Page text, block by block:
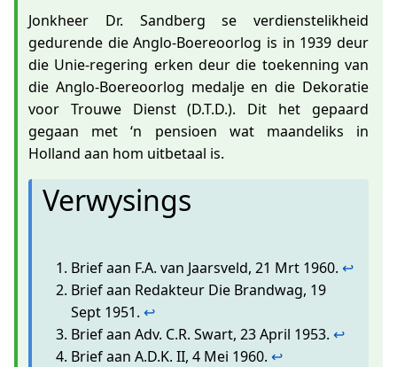
Jonkheer Dr. Sandberg se verdienstelikheid
gedurende die Anglo-Boereoorlog is in 1939 deur
die Unie-regering erken deur die toekenning van
die Anglo-Boereoorlog medalje en die Dekoratie
voor Trouwe Dienst (D.T.D.). Dit het gepaard
gegaan met ‘n pensioen wat maandeliks in
Holland aan hom uitbetaal is.
Verwysings
Brief aan F.A. van Jaarsveld, 21 Mrt 1960. ↩
Brief aan Redakteur Die Brandwag, 19
Sept 1951. ↩
Brief aan Adv. C.R. Swart, 23 April 1953. ↩
Brief aan A.D.K. II, 4 Mei 1960. ↩